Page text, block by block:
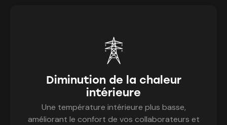
Diminution de la chaleur
intérieure
Une température intérieure plus basse,
améliorant le confort de vos collaborateurs et